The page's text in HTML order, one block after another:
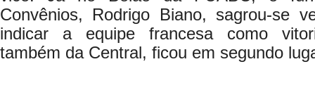
Convênios, Rodrigo Biano, sagrou-se
indicar a equipe francesa como
também da Central, ficou em segundo